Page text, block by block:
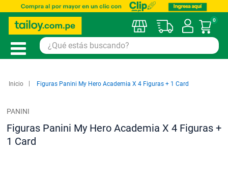
Mi
0
Inicio Figuras Panini My Hero Academia X 4 Figuras + 1 Card
PANINI
Figuras Panini My Hero Academia X 4 Figuras +
1 Card